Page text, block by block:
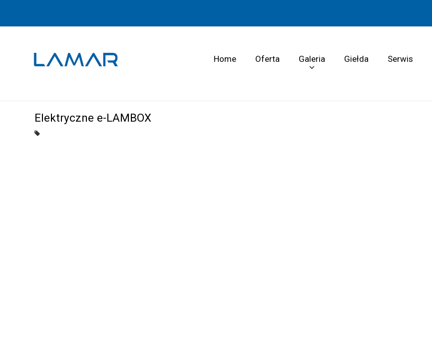
Home Oferta Galeria Giełda Serwis
Elektryczne e-LAMBOX